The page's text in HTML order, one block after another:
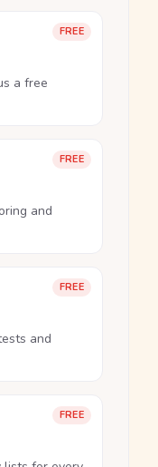
FREE
a free
FREE
and
FREE
and
FREE